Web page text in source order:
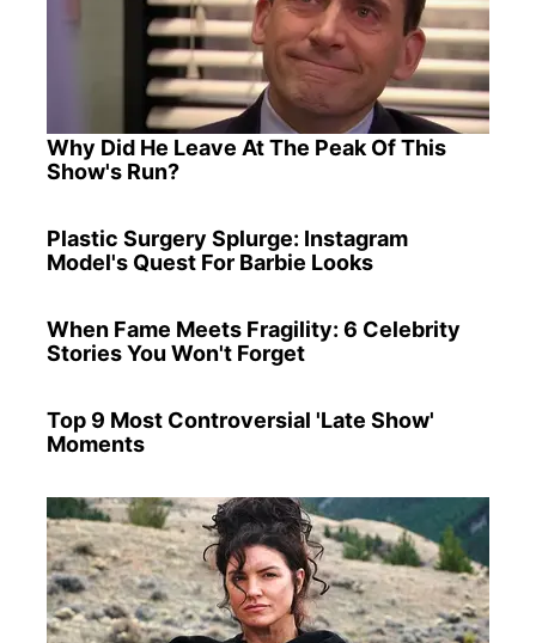
Why Did He Leave At The Peak Of This
Show's Run?
Plastic Surgery Splurge: Instagram
Model's Quest For Barbie Looks
When Fame Meets Fragility: 6 Celebrity
Stories You Won't Forget
Top 9 Most Controversial 'Late Show'
Moments